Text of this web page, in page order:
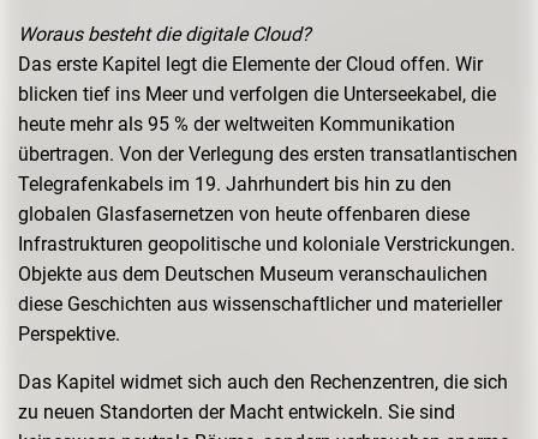
Woraus besteht die digitale Cloud?
Das erste Kapitel legt die Elemente der Cloud offen. Wir
blicken tief ins Meer und verfolgen die Unterseekabel, die
heute mehr als 95 % der weltweiten Kommunikation
übertragen. Von der Verlegung des ersten transatlantischen
Telegrafenkabels im 19. Jahrhundert bis hin zu den
globalen Glasfasernetzen von heute offenbaren diese
Infrastrukturen geopolitische und koloniale Verstrickungen.
Objekte aus dem Deutschen Museum veranschaulichen
diese Geschichten aus wissenschaftlicher und materieller
Perspektive.
Das Kapitel widmet sich auch den Rechenzentren, die sich
zu neuen Standorten der Macht entwickeln. Sie sind